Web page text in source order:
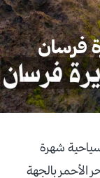
فرسان
شهرة
الأحمر بالجهة